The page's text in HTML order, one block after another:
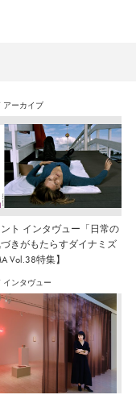
アーカイブ
ト インタヴュー「日常の
きがもたらすダイナミズ
Vol.38特集】
インタヴュー